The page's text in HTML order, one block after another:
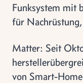
Funksystem mit
für
Matter: Seit
von Smart-